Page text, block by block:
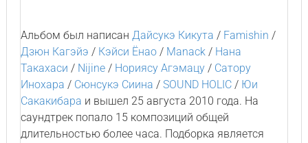
Альбом был написан Дайсукэ Кикута / Famishin /
Дзюн Кагэйэ / Кэйси Ёнао/ Manack/ Нана
Такахаси / Nijine/ Нориясу Агэмацу/ Сатору
Инохара / Сюнсукэ Сиина / SOUND HOLIC/ Юи
Сакакибара и вышел 25 августа 2010 года. На
саундтрек попало 15 композиций общей
длительностью более часа. Подборка является